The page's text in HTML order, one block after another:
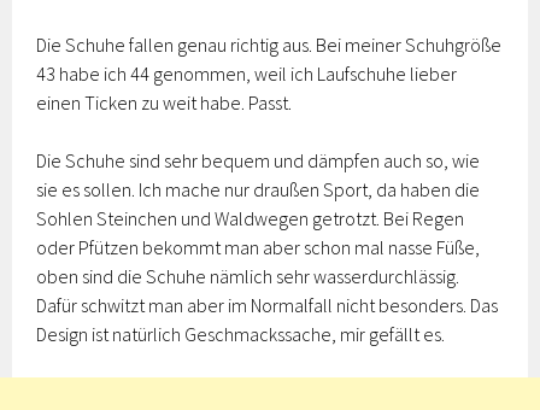
Die Schuhe fallen genau richtig aus. Bei meiner Schuhgröße
43 habe ich 44 genommen, weil ich Laufschuhe lieber
einen Ticken zu weit habe. Passt.
Die Schuhe sind sehr bequem und dämpfen auch so, wie
sie es sollen. Ich mache nur draußen Sport, da haben die
Sohlen Steinchen und Waldwegen getrotzt. Bei Regen
oder Pfützen bekommt man aber schon mal nasse Füße,
oben sind die Schuhe nämlich sehr wasserdurchlässig.
Dafür schwitzt man aber im Normalfall nicht besonders. Das
Design ist natürlich Geschmackssache, mir gefällt es.